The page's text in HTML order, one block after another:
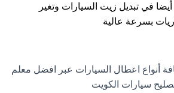
في تبديل زيت السيارات وتغير
بسرعة عالية
أنواع اعطال السيارات عبر افضل معلم
سيارات الكويت